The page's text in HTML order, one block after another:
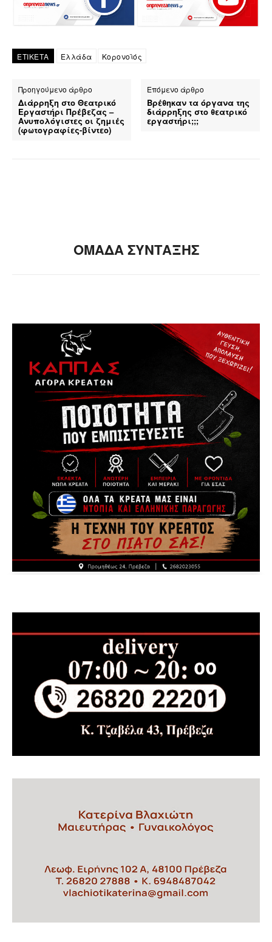
ΕΤΙΚΕΤΑ Ελλάδα Κορονοϊός
Προηγούμενο άρθρο
Διάρρηξη στο Θεατρικό
Εργαστήρι Πρέβεζας –
Ανυπολόγιστες οι ζημιές
(φωτογραφίες-βίντεο)
Επόμενο άρθρο
Βρέθηκαν τα όργανα της
διάρρηξης στο θεατρικό
εργαστήρι;;;
ΟΜΑΔΑ ΣΥΝΤΑΞΗΣ